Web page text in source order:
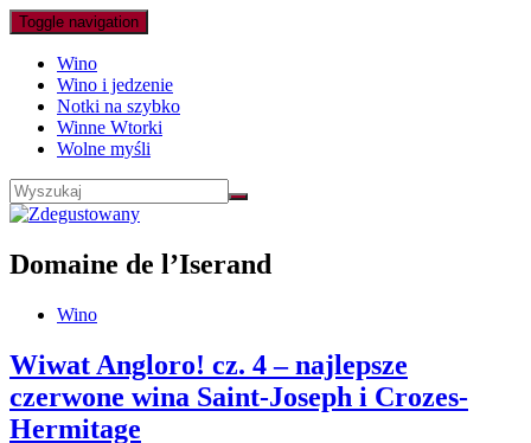
Toggle navigation
Wino
Wino i jedzenie
Notki na szybko
Winne Wtorki
Wolne myśli
Domaine de l’Iserand
Wino
Wiwat Angloro! cz. 4 – najlepsze
czerwone wina Saint-Joseph i Crozes-
Hermitage